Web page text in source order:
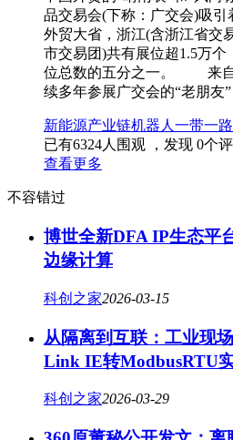
品交易会(下称：广交会)吸
外贸大省，浙江(含浙江省交
市交易团)共有展位超1.5万
位总数的五分之一。 来自
续多年参展广交会的“老朋友
新能源产业链机器人 一带一路
已有6324人围观 ，发现 0个
查看更多
不容错过
博世全新DFA IP生态平
边缘计算
科创之家2026-03-15
从隔离到互联：工业现
Link IE转ModbusRTU
科创之家2026-03-29